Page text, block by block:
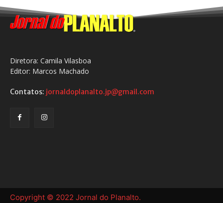
Diretora: Camila Vilasboa
Editor: Marcos Machado
Contatos: jornaldoplanalto.jp@gmail.com
Copyright © 2022 Jornal do Planalto.